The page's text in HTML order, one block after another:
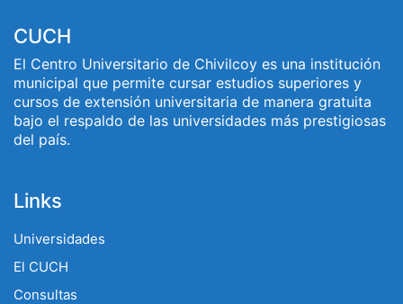
CUCH
El Centro Universitario de Chivilcoy es una institución
municipal que permite cursar estudios superiores y
cursos de extensión universitaria de manera gratuita
bajo el respaldo de las universidades más prestigiosas
del país.
Links
Universidades
El CUCH
Consultas